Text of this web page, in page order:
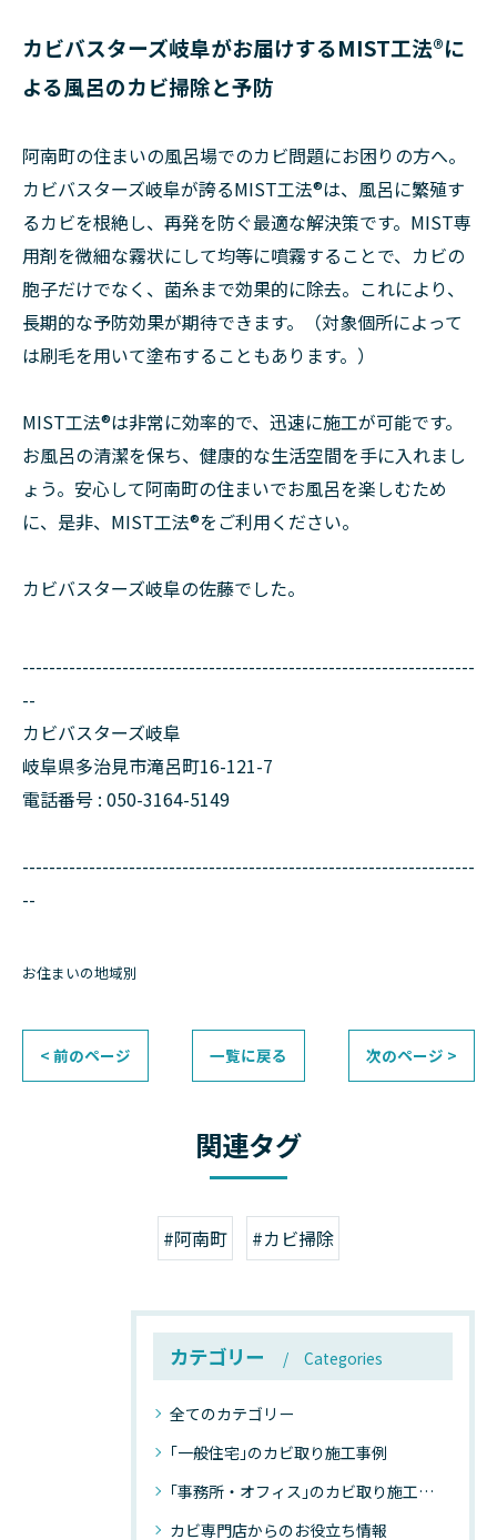
カビバスターズ岐阜がお届けするMIST工法®に
よる風呂のカビ掃除と予防
阿南町の住まいの風呂場でのカビ問題にお困りの方へ。
カビバスターズ岐阜が誇るMIST工法®は、風呂に繁殖す
るカビを根絶し、再発を防ぐ最適な解決策です。MIST専
用剤を微細な霧状にして均等に噴霧することで、カビの
胞子だけでなく、菌糸まで効果的に除去。これにより、
長期的な予防効果が期待できます。（対象個所によって
は刷毛を用いて塗布することもあります。）
MIST工法®は非常に効率的で、迅速に施工が可能です。
お風呂の清潔を保ち、健康的な生活空間を手に入れまし
ょう。安心して阿南町の住まいでお風呂を楽しむため
に、是非、MIST工法®をご利用ください。
カビバスターズ岐阜の佐藤でした。
--------------------------------------------------------------------
--
カビバスターズ岐阜
岐阜県多治見市滝呂町16-121-7
電話番号 : 050-3164-5149
--------------------------------------------------------------------
--
お住まいの地域別
< 前のページ 一覧に戻る 次のページ >
関連タグ
#阿南町 #カビ掃除
カテゴリー Categories
全てのカテゴリー
｢一般住宅｣のカビ取り施工事例
｢事務所・オフィス｣のカビ取り施工事例
カビ専門店からのお役立ち情報